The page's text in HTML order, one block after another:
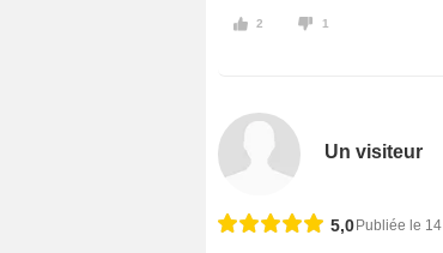
2 1
Un visiteur
5,0 Publiée le